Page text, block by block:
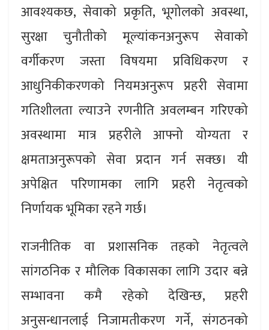
आवश्यकछ, सेवाको प्रकृति, भूगोलको अवस्था,
सुरक्षा चुनौतीको मूल्यांकनअनुरूप सेवाको
वर्गीकरण जस्ता विषयमा प्रविधिकरण र
आधुनिकीकरणको नियमअनुरूप प्रहरी सेवामा
गतिशीलता ल्याउने रणनीति अवलम्बन गरिएको
अवस्थामा मात्र प्रहरीले आफ्नो योग्यता र
क्षमताअनुरूपको सेवा प्रदान गर्न सक्छ। यी
अपेक्षित परिणामका लागि प्रहरी नेतृत्वको
निर्णायक भूमिका रहने गर्छ।
राजनीतिक वा प्रशासनिक तहको नेतृत्वले
सांगठनिक र मौलिक विकासका लागि उदार बन्ने
सम्भावना कमै रहेको देखिन्छ, प्रहरी
अनुसन्धानलाई निजामतीकरण गर्ने, संगठनको